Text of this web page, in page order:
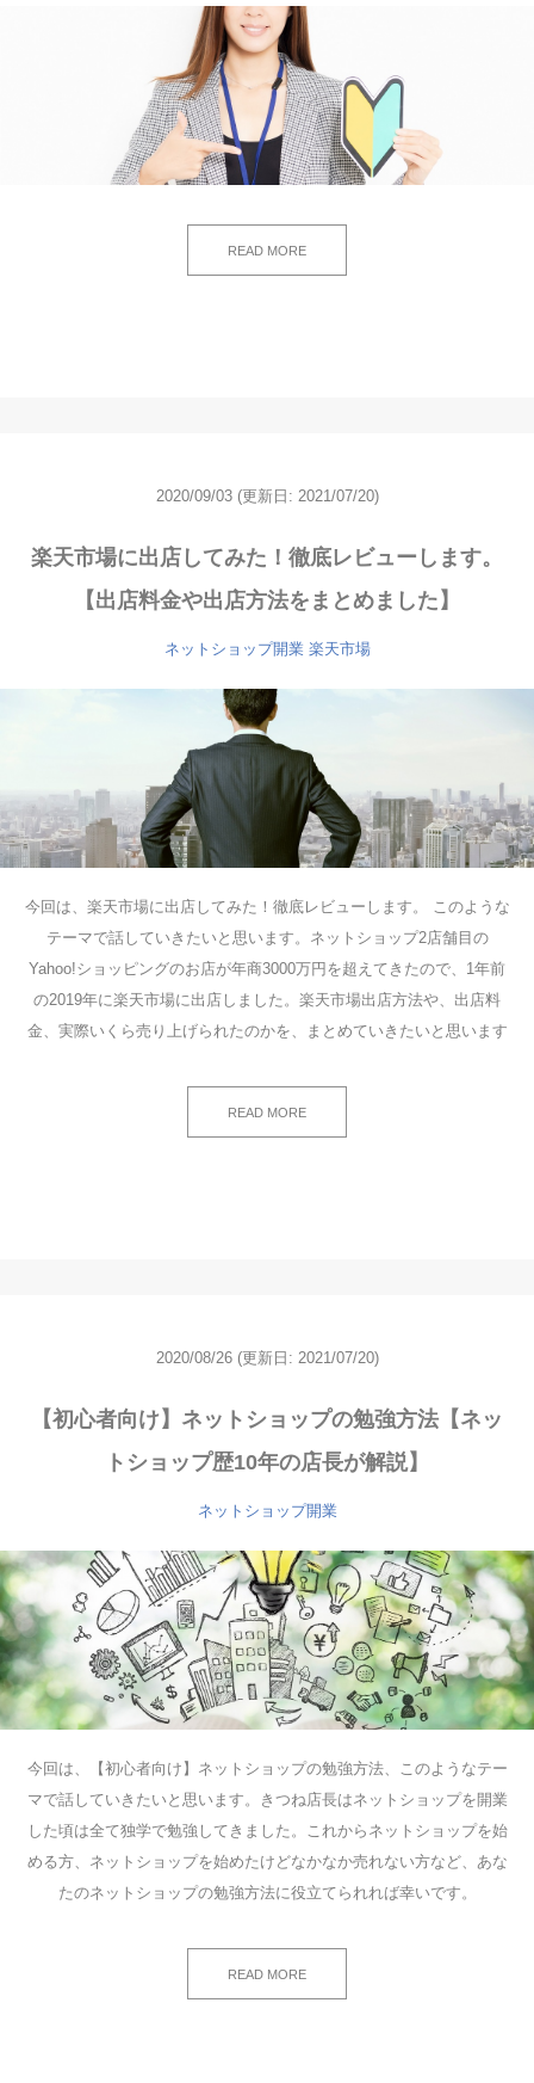
READ MORE
2020/09/03 (更新日: 2021/07/20)
楽天市場に出店してみた！徹底レビューします。
【出店料金や出店方法をまとめました】
ネットショップ開業 楽天市場
今回は、楽天市場に出店してみた！徹底レビューします。 このような
テーマで話していきたいと思います。ネットショップ2店舗目の
Yahoo!ショッピングのお店が年商3000万円を超えてきたので、1年前
の2019年に楽天市場に出店しました。楽天市場出店方法や、出店料
金、実際いくら売り上げられたのかを、まとめていきたいと思います
READ MORE
2020/08/26 (更新日: 2021/07/20)
【初心者向け】ネットショップの勉強方法【ネッ
トショップ歴10年の店長が解説】
ネットショップ開業
今回は、【初心者向け】ネットショップの勉強方法、このようなテー
マで話していきたいと思います。きつね店長はネットショップを開業
した頃は全て独学で勉強してきました。これからネットショップを始
める方、ネットショップを始めたけどなかなか売れない方など、あな
たのネットショップの勉強方法に役立てられれば幸いです。
READ MORE